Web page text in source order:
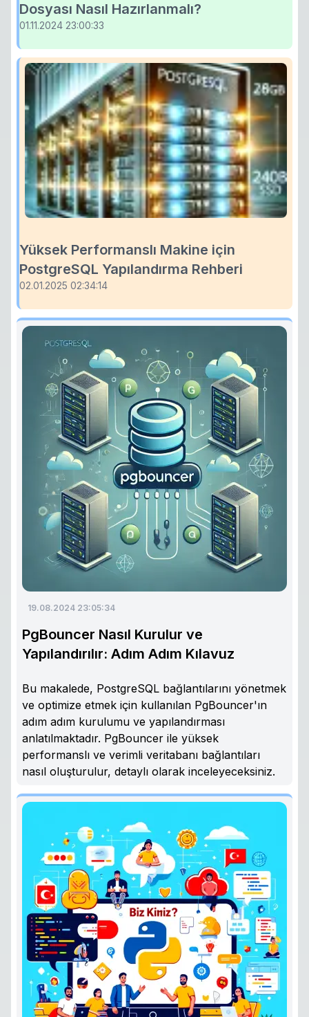
Dosyası Nasıl Hazırlanmalı?
01.11.2024 23:00:33
Yüksek Performanslı Makine için
PostgreSQL Yapılandırma Rehberi
02.01.2025 02:34:14
19.08.2024 23:05:34
PgBouncer Nasıl Kurulur ve
Yapılandırılır: Adım Adım Kılavuz
Bu makalede, PostgreSQL bağlantılarını yönetmek
ve optimize etmek için kullanılan PgBouncer'ın
adım adım kurulumu ve yapılandırması
anlatılmaktadır. PgBouncer ile yüksek
performanslı ve verimli veritabanı bağlantıları
nasıl oluşturulur, detaylı olarak inceleyeceksiniz.